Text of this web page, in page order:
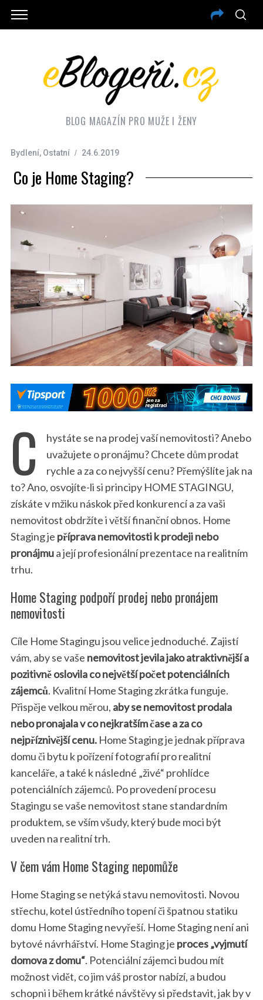
BLOG MAGAZÍN PRO MUŽE I ŽENY
Bydlení, Ostatní 24.6.2019
Co je Home Staging?
C
hystáte se na prodej vaší nemovitosti? Anebo
uvažujete o pronájmu? Chcete dům prodat
rychle a za co nejvyšší cenu? Přemýšlíte jak na
to? Ano, osvojíte-li si principy HOME STAGINGU,
získáte v mžiku náskok před konkurencí a za vaši
nemovitost obdržíte i větší finanční obnos. Home
Staging je příprava nemovitosti k prodeji nebo
pronájmua její profesionální prezentace na realitním
trhu.
Home Staging podpoří prodej nebo pronájem
nemovitosti
Cíle Home Stagingu jsou velice jednoduché. Zajistí
vám, aby se vaše nemovitost jevila jako atraktivnější a
pozitivně oslovila co největší počet potenciálních
zájemců. Kvalitní Home Staging zkrátka funguje.
Přispěje velkou měrou, aby se nemovitost prodala
nebo pronajala v co nejkratším čase a za co
nejpříznivější cenu. Home Staging je jednak příprava
domu či bytu k pořízení fotografií pro realitní
kanceláře, a také k následné „živé“ prohlídce
potenciálních zájemců. Po provedení procesu
Stagingu se vaše nemovitost stane standardním
produktem, se vším všudy, který bude moci být
uveden na realitní trh.
V čem vám Home Staging nepomůže
Home Staging se netýká stavu nemovitosti. Novou
střechu, kotel ústředního topení či špatnou statiku
domu Home Staging nevyřeší. Home Staging není ani
bytové návrhářství. Home Staging je proces „vyjmutí
domova z domu“. Potenciální zájemci budou mít
možnost vidět, co jim váš prostor nabízí, a budou
schopni i během krátké návštěvy si představit, jak by v